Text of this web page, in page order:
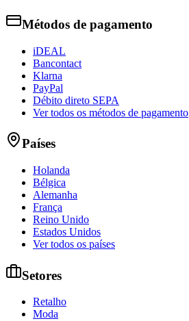
Métodos de pagamento
iDEAL
Bancontact
Klarna
PayPal
Débito direto SEPA
Ver todos os métodos de pagamento
Países
Holanda
Bélgica
Alemanha
França
Reino Unido
Estados Unidos
Ver todos os países
Setores
Retalho
Moda